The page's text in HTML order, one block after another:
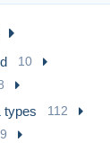
10
types 112